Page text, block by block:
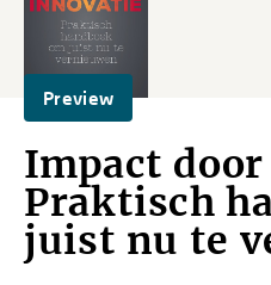
Preview
Impact
Praktisch
juist nu te